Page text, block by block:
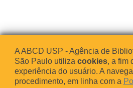
A ABCD USP - Agência de
São Paulo utiliza cookies, a fim
experiência do usuário. A
procedimento, em linha com a